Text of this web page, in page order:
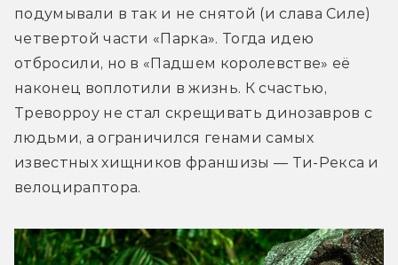
подумывали в так и не снятой (и слава Силе)
четвертой части «Парка». Тогда идею
отбросили, но в «Падшем королевстве» её
наконец воплотили в жизнь. К счастью,
Треворроу не стал скрещивать динозавров с
людьми, а ограничился генами самых
известных хищников франшизы — Ти-Рекса и
велоцираптора.